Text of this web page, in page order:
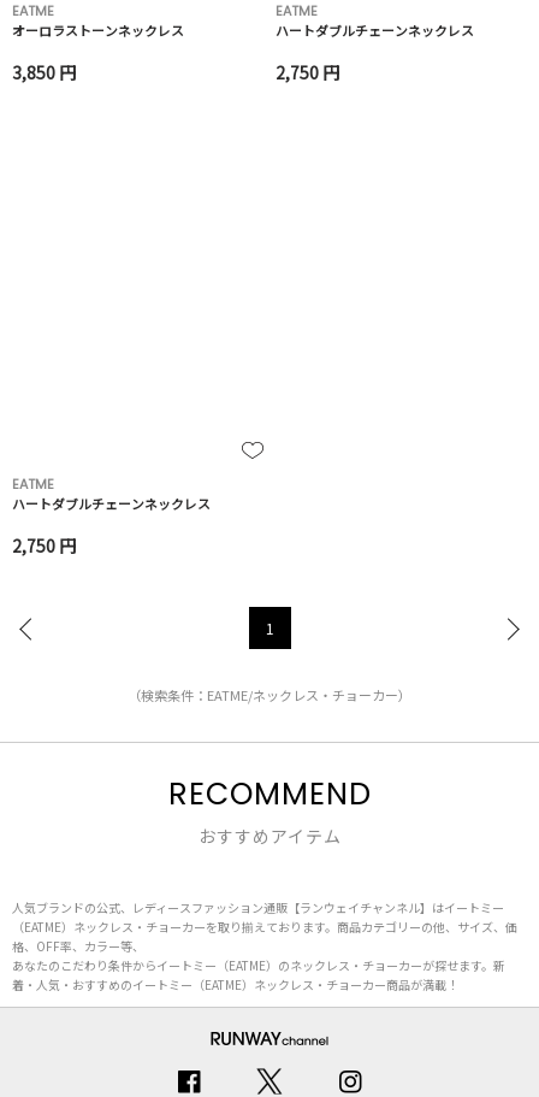
EATME
オーロラストーンネックレス
3,850 円
EATME
ハートダブルチェーンネックレス
2,750 円
EATME
ハートダブルチェーンネックレス
2,750 円
1
（検索条件：EATME/ネックレス・チョーカー）
RECOMMEND
おすすめアイテム
人気ブランドの公式、レディースファッション通販【ランウェイチャンネル】はイートミー
（EATME）ネックレス・チョーカーを取り揃えております。商品カテゴリーの他、サイズ、価
格、OFF率、カラー等、
あなたのこだわり条件からイートミー（EATME）のネックレス・チョーカーが探せます。新
着・人気・おすすめのイートミー（EATME）ネックレス・チョーカー商品が満載！